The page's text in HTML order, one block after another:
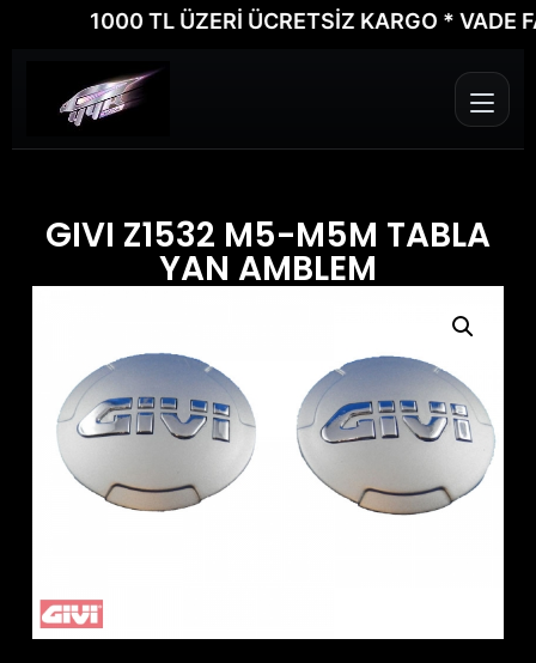
1000 TL ÜZERİ ÜCRETSİZ KARGO * VADE
GIVI Z1532 M5-M5M TABLA
YAN AMBLEM